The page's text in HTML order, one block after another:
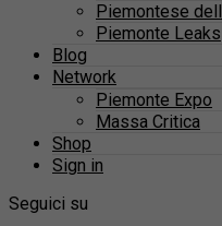
Piemontese
Piemonte Leaks
Blog
Network
Piemonte Expo
Massa Critica
Shop
Sign in
Seguici su